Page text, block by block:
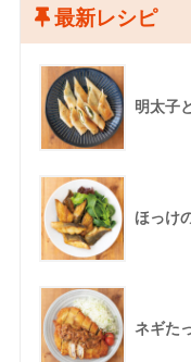
最新レシピ
明太子
ほっけ
ネギた